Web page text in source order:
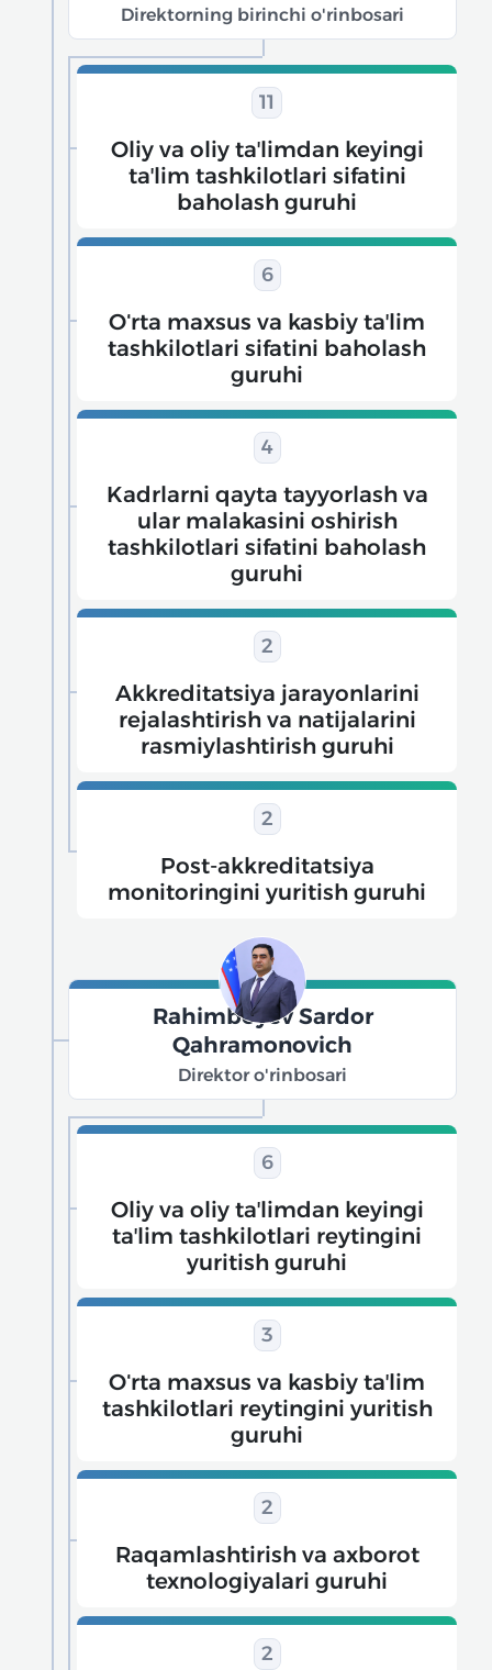
Direktorning birinchi o'rinbosari
11
Oliy va oliy taʼlimdan keyingi
taʼlim tashkilotlari sifatini
baholash guruhi
6
Oʻrta maxsus va kasbiy taʼlim
tashkilotlari sifatini baholash
guruhi
4
Kadrlarni qayta tayyorlash va
ular malakasini oshirish
tashkilotlari sifatini baholash
guruhi
2
Akkreditatsiya jarayonlarini
rejalashtirish va natijalarini
rasmiylashtirish guruhi
2
Post-akkreditatsiya
monitoringini yuritish guruhi
Rahimboyev Sardor
Qahramonovich
Direktor o'rinbosari
6
Oliy va oliy taʼlimdan keyingi
taʼlim tashkilotlari reytingini
yuritish guruhi
3
Oʻrta maxsus va kasbiy taʼlim
tashkilotlari reytingini yuritish
guruhi
2
Raqamlashtirish va axborot
texnologiyalari guruhi
2